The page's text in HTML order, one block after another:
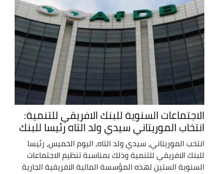
الاجتماعات السنوية للبنك الافريقي للتنمية:
انتخاب الموريتاني سيدي ولد التاه رئيسا للبنك
انتخب الموريتاني، سيدي ولد التاه، اليوم الخميس، رئيسا
للبنك الافريقي للتنمية وذلك بمناسبة تنظيم الاجتماعات
السنوية الستين لهذه المؤسسة المالية الافريقية الجارية